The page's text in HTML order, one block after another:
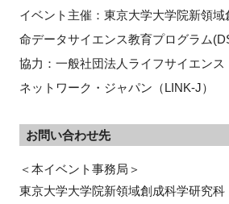
イベント主催：東京大学大学院新領
命データサイエンス教育プログラム
協力：一般社団法人ライフサイエンス
ネットワーク・ジャパン（LINK-J）
お問い合わせ先
＜本イベント事務局＞
東京大学大学院新領域創成科学研究科